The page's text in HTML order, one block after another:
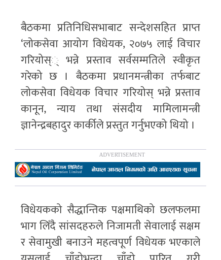
बैठकमा प्रतिनिधिसभाबाट सन्देशसहित प्राप्त
‘लोकसेवा आयोग विधेयक, २०७५ लाई विचार
गरियोस्् भन्ने प्रस्ताव सर्वसम्मतिले स्वीकृत
गरेको छ । बैठकमा प्रधानमन्त्रीका तर्फबाट
लोकसेवा विधेयक विचार गरियोस् भन्ने प्रस्ताव
कानून, न्याय तथा संसदीय मामिलामन्त्री
ज्ञानेन्द्रबहादुर कार्कीले प्रस्तुत गर्नुभएको थियो ।
विधेयकको सैद्धान्तिक पक्षमाथिको छलफलमा
भाग लिँदै सांसदहरुले निजामती सेवालाई सक्षम
र सेवामुखी बनाउने महत्वपूर्ण विधेयक भएकाले